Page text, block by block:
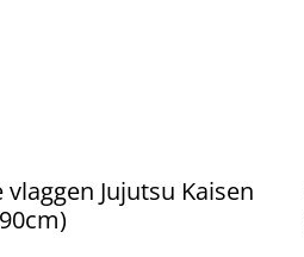
vlaggen Jujutsu Kaisen